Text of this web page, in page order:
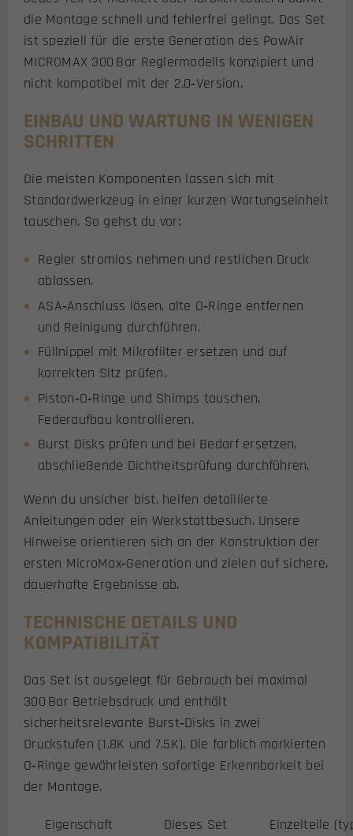
die Montage schnell und fehlerfrei gelingt. Das Set
ist speziell für die erste Generation des PowAir
MICROMAX 300 Bar Reglermodells konzipiert und
nicht kompatibel mit der 2.0‑Version.
EINBAU UND WARTUNG IN WENIGEN
SCHRITTEN
Die meisten Komponenten lassen sich mit
Standardwerkzeug in einer kurzen Wartungseinheit
tauschen. So gehst du vor:
Regler stromlos nehmen und restlichen Druck
ablassen.
ASA‑Anschluss lösen, alte O‑Ringe entfernen
und Reinigung durchführen.
Füllnippel mit Mikrofilter ersetzen und auf
korrekten Sitz prüfen.
Piston‑O‑Ringe und Shimps tauschen,
Federaufbau kontrollieren.
Burst Disks prüfen und bei Bedarf ersetzen,
abschließende Dichtheitsprüfung durchführen.
Wenn du unsicher bist, helfen detaillierte
Anleitungen oder ein Werkstattbesuch. Unsere
Hinweise orientieren sich an der Konstruktion der
ersten MicroMax‑Generation und zielen auf sichere,
dauerhafte Ergebnisse ab.
TECHNISCHE DETAILS UND
KOMPATIBILITÄT
Das Set ist ausgelegt für Gebrauch bei maximal
300 Bar Betriebsdruck und enthält
sicherheitsrelevante Burst‑Disks in zwei
Druckstufen (1.8K und 7.5K). Die farblich markierten
O‑Ringe gewährleisten sofortige Erkennbarkeit bei
der Montage.
Eigenschaft Dieses Set Einzelteile